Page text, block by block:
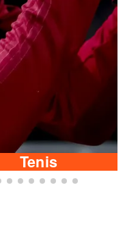
Tenis